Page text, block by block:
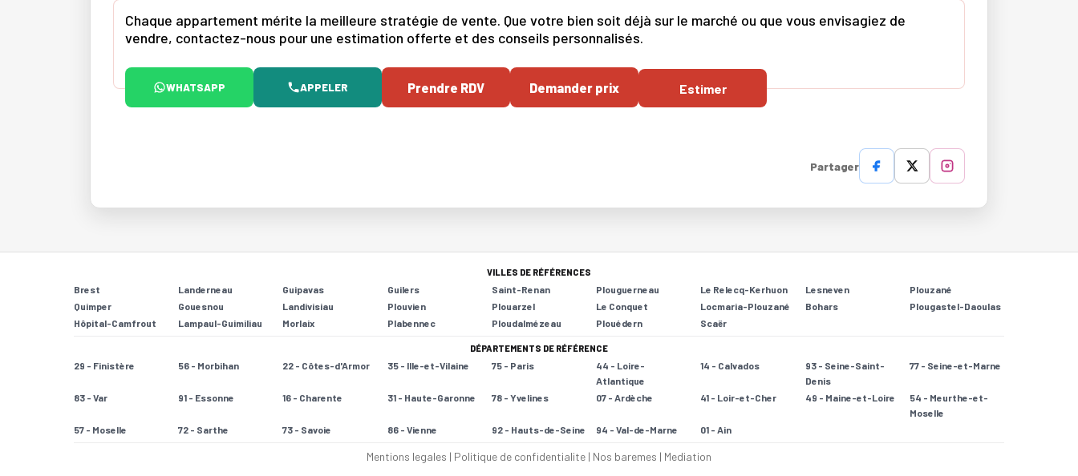
Chaque appartement mérite la meilleure stratégie de vente. Que votre bien soit déjà sur le marché ou que vous envisagiez de
vendre, contactez-nous pour une estimation offerte et des conseils personnalisés.
WHATSAPP APPELER Prendre RDV Demander prix Estimer
Partager
VILLES DE RÉFÉRENCES
Brest Landerneau Guipavas Guilers Saint-Renan Plouguerneau Le Relecq-Kerhuon Lesneven
Plouzané
Quimper
Gouesnou Landivisiau Plouvien Plouarzel Le Conquet Locmaria-Plouzané Bohars
Plougastel-Daoulas
Hôpital-Camfrout
Lampaul-Guimiliau Morlaix Plabennec Ploudalmézeau Plouédern Scaër
DÉPARTEMENTS DE RÉFÉRENCE
29 - Finistère 56 - Morbihan 22 - Côtes-d'Armor 35 - Ille-et-Vilaine 75 - Paris
44 - Loire-
Atlantique
14 - Calvados
93 - Seine-Saint-
Denis
77 - Seine-et-Marne
83 - Var 91 - Essonne 16 - Charente 31 - Haute-Garonne 78 - Yvelines 07 - Ardèche 41 - Loir-et-Cher 49 - Maine-et-Loire
54 - Meurthe-et-
Moselle
57 - Moselle
72 - Sarthe 73 - Savoie 86 - Vienne 92 - Hauts-de-Seine 94 - Val-de-Marne 01 - Ain
Mentions legales | Politique de confidentialite | Nos baremes | Mediation